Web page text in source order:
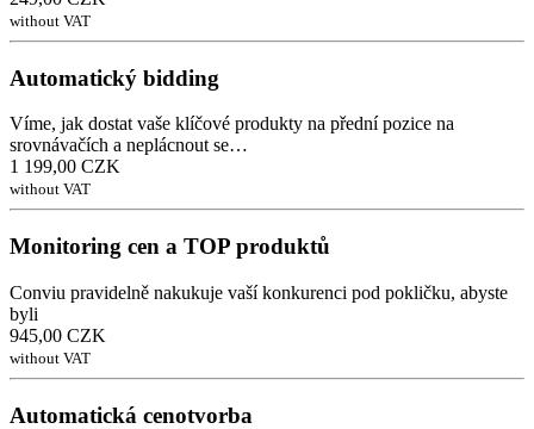
without VAT
Automatický bidding
Víme, jak dostat vaše klíčové produkty na přední pozice na
srovnávačích a neplácnout se…
1 199,00 CZK
without VAT
Monitoring cen a TOP produktů
Conviu pravidelně nakukuje vaší konkurenci pod pokličku, abyste
byli
945,00 CZK
without VAT
Automatická cenotvorba